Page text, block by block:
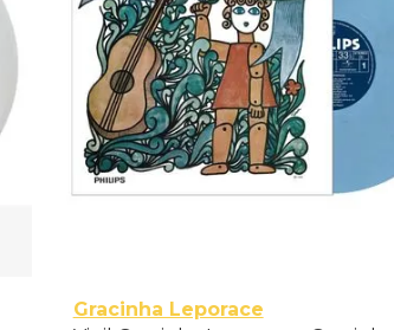
Gracinha Leporace